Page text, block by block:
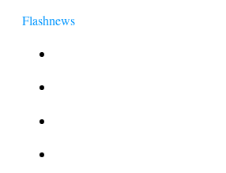
Flashnews